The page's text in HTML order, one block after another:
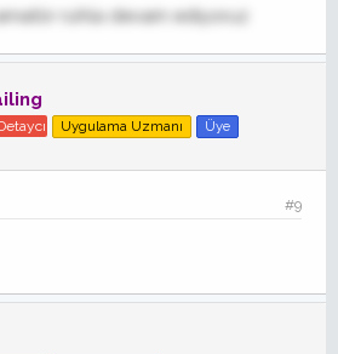
ruhla devam ediyoruz
Uygulama Uzmanı Üye
#9